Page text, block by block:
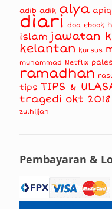
adib adik alya apiq
diari doa ebook
islam jawatan
kelantan kursus
muhammad Netflix
ramadhan
tips TIPS &
tragedi okt 2018
zulhijjah
Pembayaran &